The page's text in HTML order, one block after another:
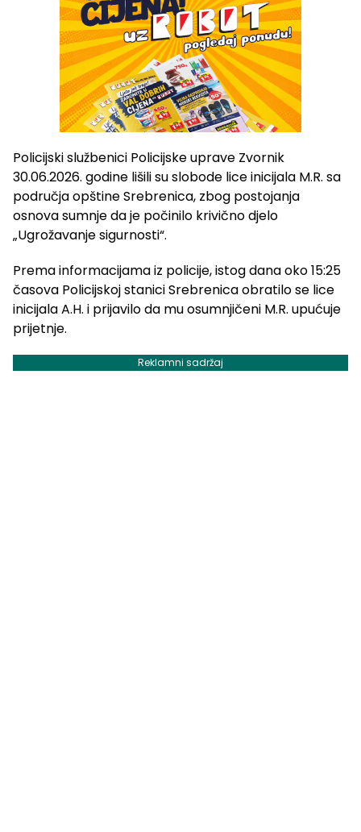
Policijski službenici Policijske uprave Zvornik
30.06.2026. godine lišili su slobode lice inicijala M.R. sa
područja opštine Srebrenica, zbog postojanja
osnova sumnje da je počinilo krivično djelo
„Ugrožavanje sigurnosti“.
Prema informacijama iz policije, istog dana oko 15:25
časova Policijskoj stanici Srebrenica obratilo se lice
inicijala A.H. i prijavilo da mu osumnjičeni M.R. upućuje
prijetnje.
Reklamni sadržaj